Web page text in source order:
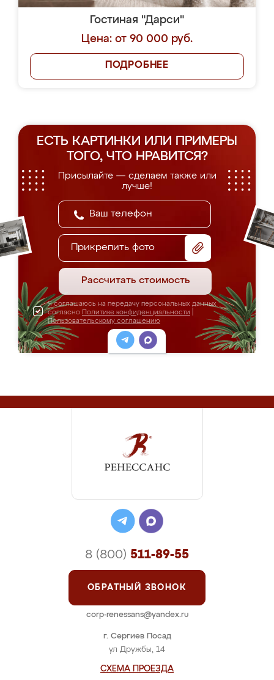
Гостиная "Дарси"
Цена: от 90 000 руб.
ПОДРОБНЕЕ
ЕСТЬ КАРТИНКИ ИЛИ ПРИМЕРЫ
ТОГО, ЧТО НРАВИТСЯ?
Присылайте — сделаем также или
лучше!
Прикрепить фото
Рассчитать стоимость
Я соглашаюсь на передачу персональных данных
согласно Политике конфиденциальности
Пользовательскому соглашению
г. Сергиев Посад
ул Дружбы, 14
СХЕМА ПРОЕЗДА
8 (800) 511-89-55
ОБРАТНЫЙ ЗВОНОК
corp-renessans@yandex.ru